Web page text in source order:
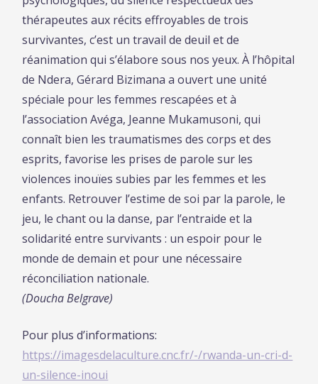
thérapeutes aux récits effroyables de trois
survivantes, c’est un travail de deuil et de
réanimation qui s’élabore sous nos yeux. À l’hôpital
de Ndera, Gérard Bizimana a ouvert une unité
spéciale pour les femmes rescapées et à
l’association Avéga, Jeanne Mukamusoni, qui
connaît bien les traumatismes des corps et des
esprits, favorise les prises de parole sur les
violences inouïes subies par les femmes et les
enfants. Retrouver l’estime de soi par la parole, le
jeu, le chant ou la danse, par l’entraide et la
solidarité entre survivants : un espoir pour le
monde de demain et pour une nécessaire
réconciliation nationale.
(Doucha Belgrave)
Pour plus d’informations:
https://imagesdelaculture.cnc.fr/-/rwanda-un-cri-d-
un-silence-inoui